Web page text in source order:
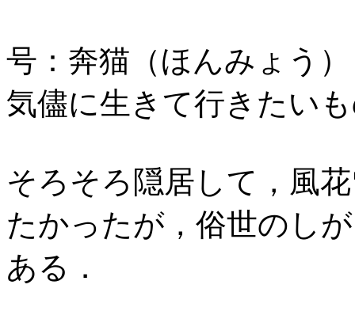
号：奔猫（ほんみょう
気儘に生きて行きたい
そろそろ隠居して，風
たかったが，俗世のし
ある．